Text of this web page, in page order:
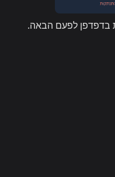
בדפדפן לפעם הבאה.